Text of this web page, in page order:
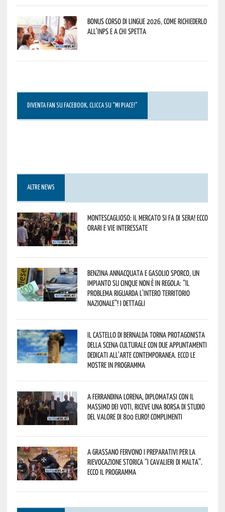
Bonus corso di lingue 2026, come richiederlo
all’INPS e a chi spetta
DIVENTA FAN SU FACEBOOK, CLICCA SU “MI PIACE!”
ALTRE NEWS
Montescaglioso: il mercato si fa di sera! Ecco
orari e vie interessate
Benzina annacquata e gasolio sporco, un
impianto su cinque non è in regola: “il
problema riguarda l’intero territorio
Nazionale”! I dettagli
Il Castello di Bernalda torna protagonista
della scena culturale con due appuntamenti
dedicati all’arte contemporanea. Ecco le
mostre in programma
A Ferrandina Lorena, diplomatasi con il
massimo dei voti, riceve una borsa di studio
del valore di 800 euro! Complimenti
A Grassano fervono i preparativi per la
Rievocazione Storica “I CAVALIERI DI MALTA”.
Ecco il programma